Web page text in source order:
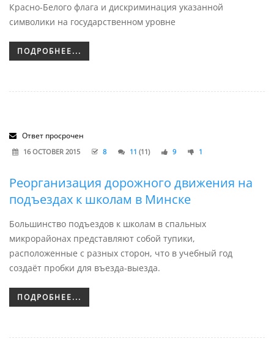
Красно-Белого флага и дискриминация указанной
символики на государственном уровне
ПОДРОБНЕЕ...
Ответ просрочен
16 OCTOBER 2015 8 11 (11) 9 1
Реорганизация дорожного движения на
подъездах к школам в Минске
Большинство подъездов к школам в спальных
микрорайонах представляют собой тупики,
расположенные с разных сторон, что в учебный год
создаёт пробки для въезда-выезда.
ПОДРОБНЕЕ...